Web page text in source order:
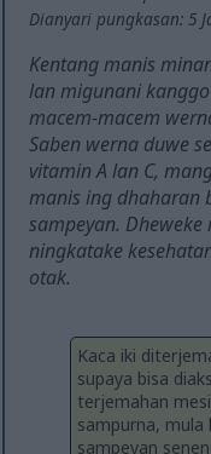
Dianyari pungkasan: 5
Kentang manis
lan migunani
macem-macem
Saben werna duwe
vitamin A lan C,
manis ing dhaharan
sampeyan.
ningkatake
otak.
Kaca iki
supaya bisa
terjemahan
sampurna, mula
sampeyan